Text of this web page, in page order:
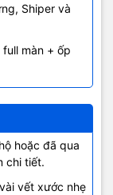
Shiper và
màn + ốp
hoặc đã qua
chi tiết.
vết xước nhẹ